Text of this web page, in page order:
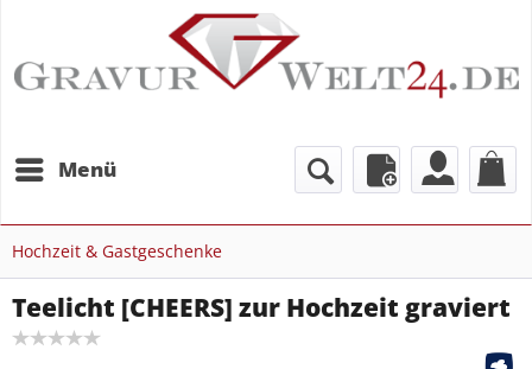
Menü
Hochzeit & Gastgeschenke
Teelicht [CHEERS] zur Hochzeit graviert